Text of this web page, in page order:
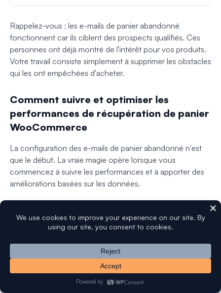
Rappelez-vous : les e-mails de panier abandonné
fonctionnent car ils ciblent des prospects qualifiés. Ces
personnes ont déjà montré de l'intérêt pour vos produits.
Votre travail consiste simplement à supprimer les obstacles
qui les ont empêchées d'acheter.
Comment suivre et optimiser les
performances de récupération de panier
WooCommerce
La configuration des e-mails de panier abandonné n'est
que le début. La vraie magie opère lorsque vous
commencez à suivre les performances et à apporter des
améliorations basées sur les données.
leurs e-mails et les oublient. Ne faites pas cette erreur. Une
optimisation régulière peut doubler ou tripler vos taux de
récupération au fil du temps.
Voici ce qu'il faut suivre et comment utiliser les données
pour améliorer vos résultats.